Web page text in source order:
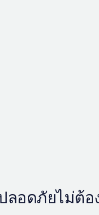
ลอดภัยไม่ต้อ